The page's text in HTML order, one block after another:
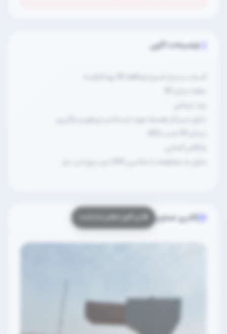
توضیحات آگهی
آسیاب بسیار تمیز و نو فقط 58 روز کارکرده
دارای میز کار همراه جهت ایستادن اپراتور و بارگیری
گالری تصاویر